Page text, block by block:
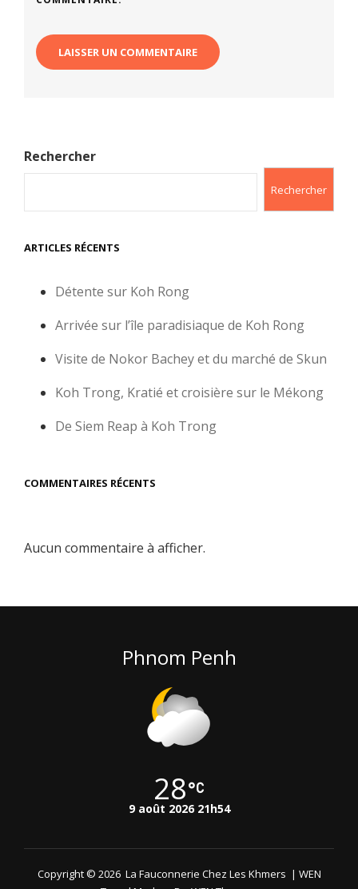
Rechercher
Rechercher
ARTICLES RÉCENTS
Détente sur Koh Rong
Arrivée sur l’île paradisiaque de Koh Rong
Visite de Nokor Bachey et du marché de Skun
Koh Trong, Kratié et croisière sur le Mékong
De Siem Reap à Koh Trong
COMMENTAIRES RÉCENTS
Aucun commentaire à afficher.
Phnom Penh
28
9 août 2026 21h54
Copyright © 2026 La Fauconnerie Chez Les Khmers | WEN